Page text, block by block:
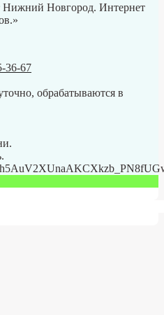
Нижний Новгород. Интернет
36-67
обрабатываются в